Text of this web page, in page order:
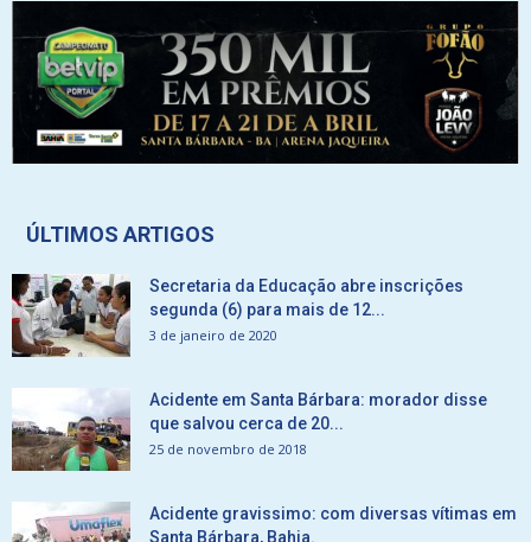
ÚLTIMOS ARTIGOS
Secretaria da Educação abre inscrições
segunda (6) para mais de 12...
3 de janeiro de 2020
Acidente em Santa Bárbara: morador disse
que salvou cerca de 20...
25 de novembro de 2018
Acidente gravissimo: com diversas vítimas em
Santa Bárbara, Bahia.